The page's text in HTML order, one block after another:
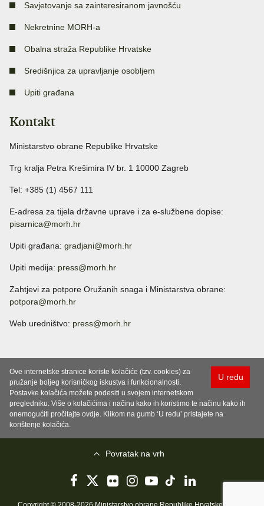
Savjetovanje sa zainteresiranom javnošću
Nekretnine MORH-a
Obalna straža Republike Hrvatske
Središnjica za upravljanje osobljem
Upiti građana
Kontakt
Ministarstvo obrane Republike Hrvatske
Trg kralja Petra Krešimira IV br. 1 10000 Zagreb
Tel: +385 (1) 4567 111
E-adresa za tijela državne uprave i za e-službene dopise:
pisarnica@morh.hr
Upiti građana: gradjani@morh.hr
Upiti medija: press@morh.hr
Zahtjevi za potpore Oružanih snaga i Ministarstva obrane:
potpora@morh.hr
Web uredništvo: press@morh.hr
U redu
Ove internetske stranice koriste kolačiće (tzv. cookies) za
pružanje boljeg korisničkog iskustva i funkcionalnosti.
Postavke kolačića možete podesiti u svojem internetskom
pregledniku. Više o kolačićima i načinu kako ih koristimo te načinu kako ih
onemogućiti pročitajte ovdje. Klikom na gumb ‘U redu’ pristajete na
korištenje kolačića.
Povratak na vrh